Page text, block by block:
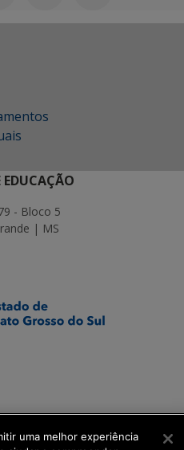
EDUCAÇÃO
- Bloco 5
| MS
uma melhor experiência